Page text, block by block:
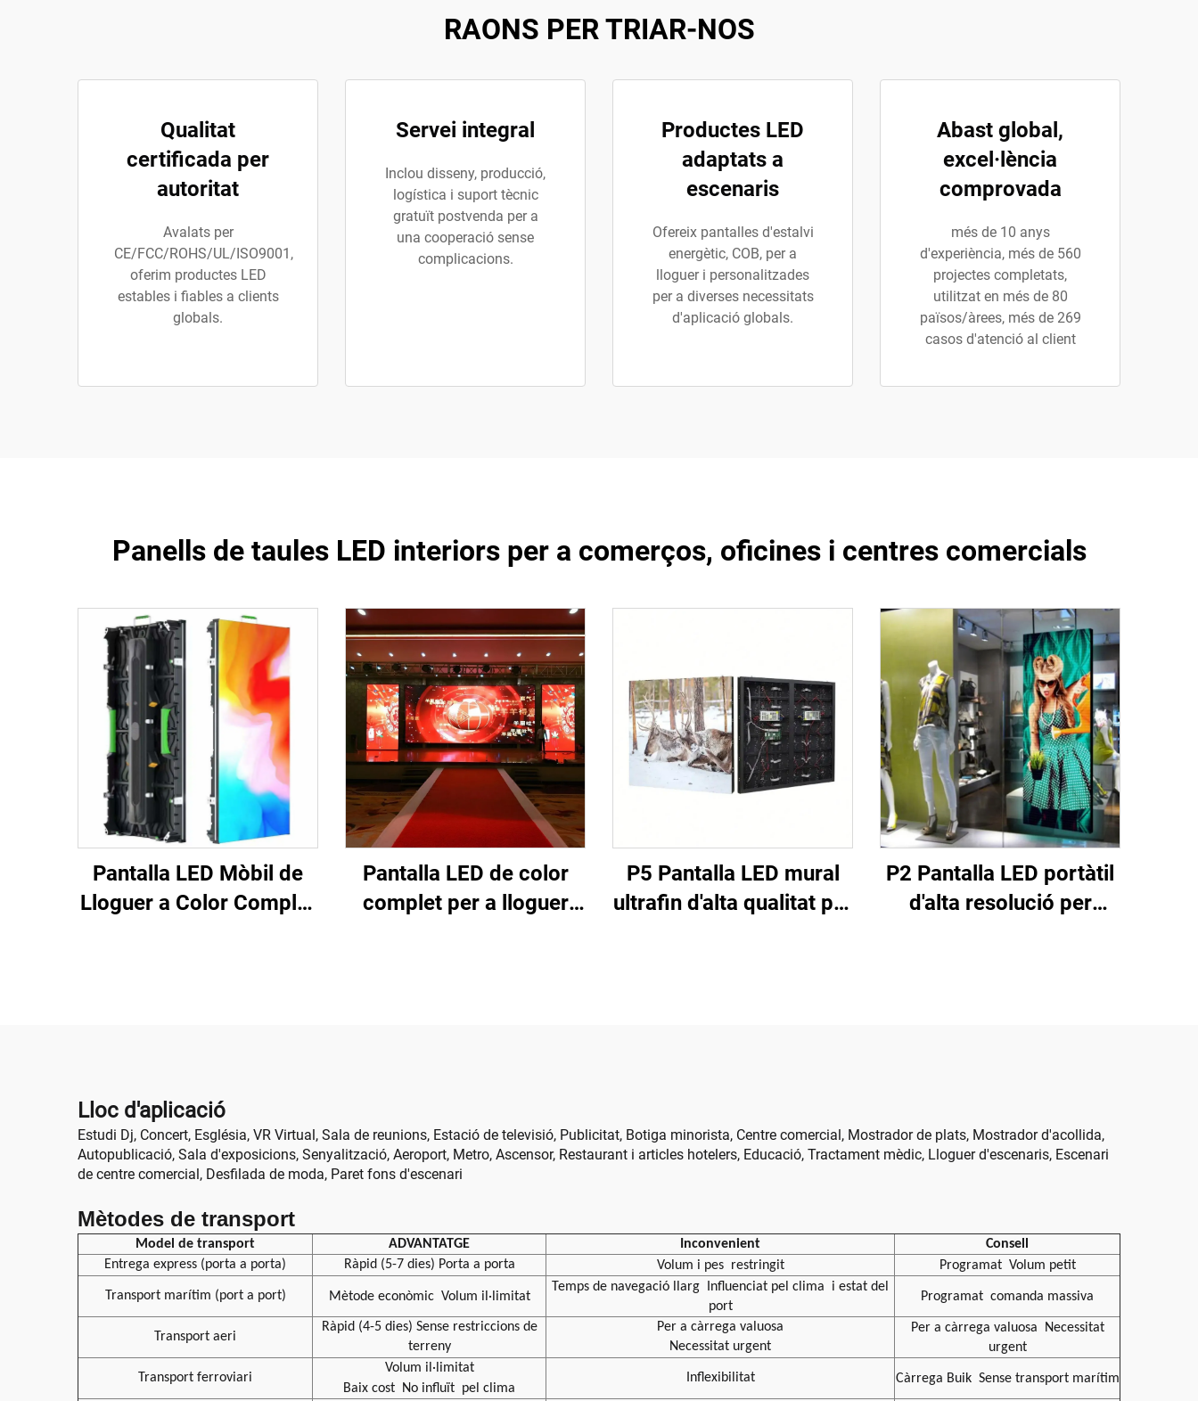
RAONS PER TRIAR-NOS
Qualitat
certificada per
autoritat
Avalats per
CE/FCC/ROHS/UL/ISO9001,
oferim productes LED
estables i fiables a clients
globals.
Servei integral
Inclou disseny, producció,
logística i suport tècnic
gratuït postvenda per a
una cooperació sense
complicacions.
Productes LED
adaptats a
escenaris
Ofereix pantalles d'estalvi
energètic, COB, per a
lloguer i personalitzades
per a diverses necessitats
d'aplicació globals.
Abast global,
excel·lència
comprovada
més de 10 anys
d'experiència, més de 560
projectes completats,
utilitzat en més de 80
països/àrees, més de 269
casos d'atenció al client
Panells de taules LED interiors per a comerços, oficines i centres comercials
Pantalla LED Mòbil de
Lloguer a Color Complet
Pantalla LED de color
complet per a lloguer
P5 Pantalla LED mural
ultrafin d'alta qualitat per
P2 Pantalla LED portàtil
d'alta resolució per
Lloc d'aplicació
Estudi Dj, Concert, Església, VR Virtual, Sala de reunions, Estació de televisió, Publicitat, Botiga minorista, Centre comercial, Mostrador de plats, Mostrador d'acollida,
Autopublicació, Sala d'exposicions, Senyalització, Aeroport, Metro, Ascensor, Restaurant i articles hotelers, Educació, Tractament mèdic, Lloguer d'escenaris, Escenari
de centre comercial, Desfilada de moda, Paret fons d'escenari
Mètodes de transport
Model de transport ADVANTATGE Inconvenient
Consell
Entrega express (porta a porta)
Ràpid (5-7 dies) Porta a porta Volum i pes restringit Programat Volum petit
Transport marítim (port a port) Mètode econòmic Volum il·limitat
Temps de navegació llarg Influenciat pel clima
i estat del
port
Programat comanda massiva
Transport aeri
Ràpid (4-5 dies) Sense restriccions de
terreny
Per a càrrega valuosa
Necessitat urgent
Per a càrrega valuosa
Necessitat
urgent
Transport ferroviari
Volum il·limitat
Baix cost
No influït pel clima
Inflexibilitat Càrrega Buik Sense transport marítim